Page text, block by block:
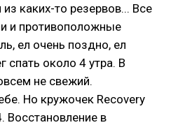
каких-то резервов... Все
и противоположные
ел очень поздно, ел
спать около 4 утра. В
не свежий.
Но кружочек Recovery
Восстановление в